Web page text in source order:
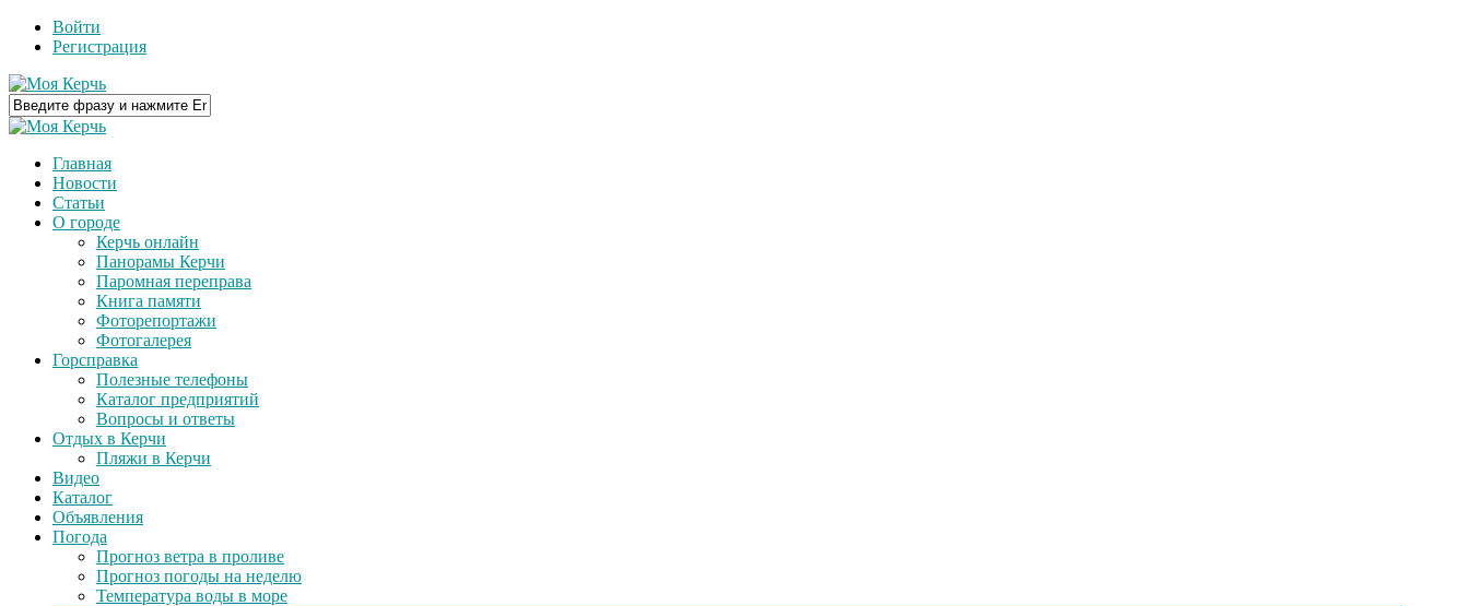
Войти
Регистрация
Главная
Новости
Статьи
О городе
Керчь онлайн
Панорамы Керчи
Паромная переправа
Книга памяти
Фоторепортажи
Фотогалерея
Горсправка
Полезные телефоны
Каталог предприятий
Вопросы и ответы
Отдых в Керчи
Пляжи в Керчи
Видео
Каталог
Объявления
Погода
Прогноз ветра в проливе
Прогноз погоды на неделю
Температура воды в море